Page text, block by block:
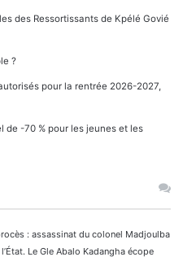
des Ressortissants de Kpélé Govié
?
pour la rentrée 2026-2027,
de -70 % pour les jeunes et les
: assassinat du colonel Madjoulba
Le Gle Abalo Kadangha écope